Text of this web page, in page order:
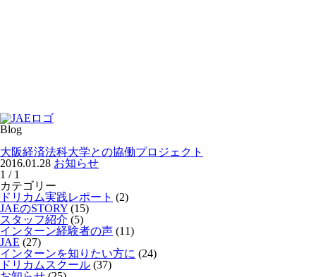
Blog
大阪経済法科大学との協働プロジェクト
2016.01.28 お知らせ
1 / 1
カテゴリー
ドリカム実践レポート (2)
JAEのSTORY (15)
スタッフ紹介 (5)
インターン経験者の声 (11)
JAE (27)
インターンを知りたい方に (24)
ドリカムスクール (37)